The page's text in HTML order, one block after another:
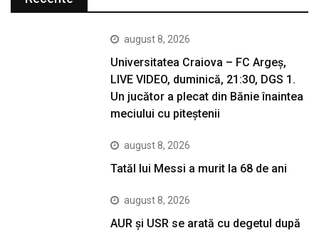
august 8, 2026
Universitatea Craiova – FC Argeș,
LIVE VIDEO, duminică, 21:30, DGS 1.
Un jucător a plecat din Bănie înaintea
meciului cu piteștenii
august 8, 2026
Tatăl lui Messi a murit la 68 de ani
august 8, 2026
AUR și USR se arată cu degetul după